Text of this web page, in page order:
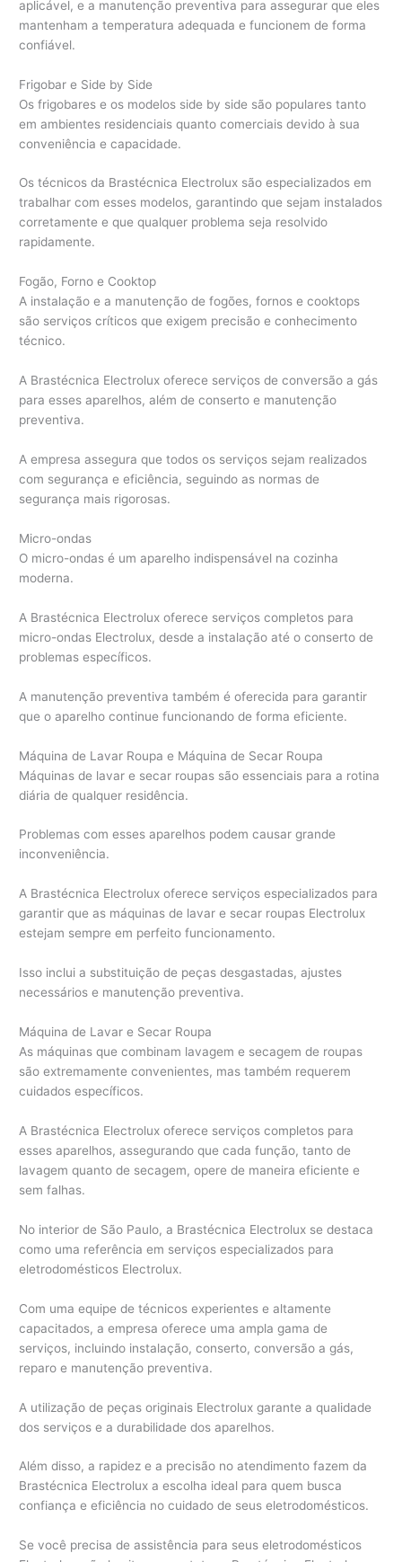
aplicável, e a manutenção preventiva para assegurar que eles
mantenham a temperatura adequada e funcionem de forma
confiável.
Frigobar e Side by Side
Os frigobares e os modelos side by side são populares tanto
em ambientes residenciais quanto comerciais devido à sua
conveniência e capacidade.
Os técnicos da Brastécnica Electrolux são especializados em
trabalhar com esses modelos, garantindo que sejam instalados
corretamente e que qualquer problema seja resolvido
rapidamente.
Fogão, Forno e Cooktop
A instalação e a manutenção de fogões, fornos e cooktops
são serviços críticos que exigem precisão e conhecimento
técnico.
A Brastécnica Electrolux oferece serviços de conversão a gás
para esses aparelhos, além de conserto e manutenção
preventiva.
A empresa assegura que todos os serviços sejam realizados
com segurança e eficiência, seguindo as normas de
segurança mais rigorosas.
Micro-ondas
O micro-ondas é um aparelho indispensável na cozinha
moderna.
A Brastécnica Electrolux oferece serviços completos para
micro-ondas Electrolux, desde a instalação até o conserto de
problemas específicos.
A manutenção preventiva também é oferecida para garantir
que o aparelho continue funcionando de forma eficiente.
Máquina de Lavar Roupa e Máquina de Secar Roupa
Máquinas de lavar e secar roupas são essenciais para a rotina
diária de qualquer residência.
Problemas com esses aparelhos podem causar grande
inconveniência.
A Brastécnica Electrolux oferece serviços especializados para
garantir que as máquinas de lavar e secar roupas Electrolux
estejam sempre em perfeito funcionamento.
Isso inclui a substituição de peças desgastadas, ajustes
necessários e manutenção preventiva.
Máquina de Lavar e Secar Roupa
As máquinas que combinam lavagem e secagem de roupas
são extremamente convenientes, mas também requerem
cuidados específicos.
A Brastécnica Electrolux oferece serviços completos para
esses aparelhos, assegurando que cada função, tanto de
lavagem quanto de secagem, opere de maneira eficiente e
sem falhas.
No interior de São Paulo, a Brastécnica Electrolux se destaca
como uma referência em serviços especializados para
eletrodomésticos Electrolux.
Com uma equipe de técnicos experientes e altamente
capacitados, a empresa oferece uma ampla gama de
serviços, incluindo instalação, conserto, conversão a gás,
reparo e manutenção preventiva.
A utilização de peças originais Electrolux garante a qualidade
dos serviços e a durabilidade dos aparelhos.
Além disso, a rapidez e a precisão no atendimento fazem da
Brastécnica Electrolux a escolha ideal para quem busca
confiança e eficiência no cuidado de seus eletrodomésticos.
Se você precisa de assistência para seus eletrodomésticos